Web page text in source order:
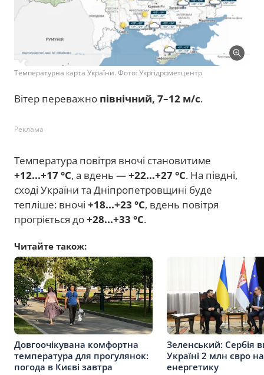
Температурна карта України. Фото: Укргідрометцентр
Вітер переважно північний, 7–12 м/с.
Реклама
Температура повітря вночі становитиме
+12...+17 °C, а вдень —+22...+27 °C. На півдні,
сході України та Дніпропетровщині буде
тепліше: вночі +18...+23 °C, вдень повітря
прогріється до+28...+33 °C.
Читайте також:
Довгоочікувана комфортна
температура для прогулянок:
погода в Києві завтра
Зеленський: Сербія
Україні 2 млн євро на
енергетику